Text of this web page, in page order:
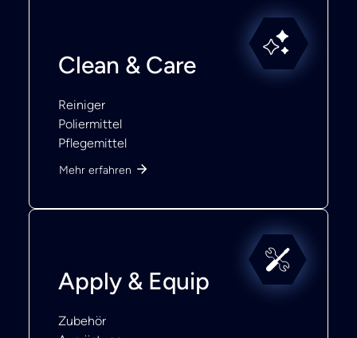
Clean & Care
Reiniger
Poliermittel
Pflegemittel
Mehr erfahren
Apply & Equip
Zubehör